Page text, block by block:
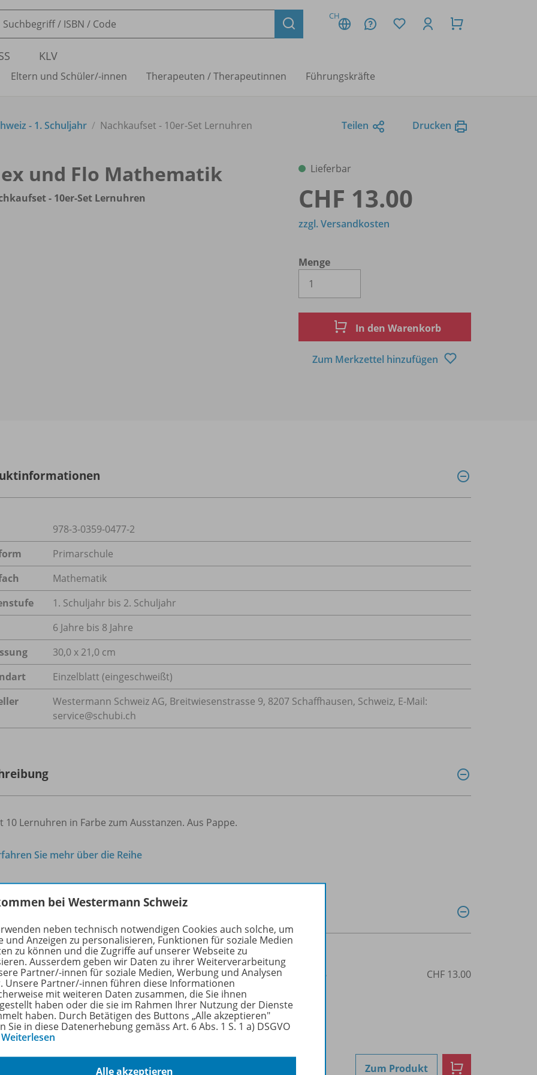
CH
KLV
Eltern und Schüler/-innen Therapeuten /Therapeutinnen Führungskräfte
- 1. Schuljahr Nachkaufset - 10er-Set Lernuhren Teilen Drucken
und Flo Mathematik
- 10er-Set Lernuhren
Lieferbar
CHF 13.00
Menge
zzgl. Versandkosten
In den Warenkorb
Zum Merkzettel hinzufügen
978-3-0359-0477-2
Primarschule
Mathematik
1. Schuljahr bis 2. Schuljahr
6 Jahre bis 8 Jahre
30,0 x 21,0 cm
Einzelblatt (eingeschweißt)
Westermann Schweiz AG, Breitwiesenstrasse 9, 8207 Schaffhausen, Schweiz, E-Mail:
service@schubi.ch
10 Lernuhren in Farbe zum Ausstanzen. Aus Pappe.
Sie mehr über die Reihe
Produkte
Flex und Flo Mathematik
Nachkaufset - 10 Sätze Fachwörter
und Redemittel 1
Lieferbar
978-3-0359-0479-6 CHF 13.00
Zum Produkt
bei Westermann Schweiz
neben technisch notwendigen Cookies auch solche, um
und Anzeigen zu personalisieren, Funktionen für soziale Medien
zu können und die Zugriffe auf unserer Webseite zu
Ausserdem geben wir Daten zu ihrer Weiterverarbeitung
Partner/-innen für soziale Medien, Werbung und Analysen
Unsere Partner/-innen führen diese Informationen
mit weiteren Daten zusammen, die Sie ihnen
haben oder die sie im Rahmen Ihrer Nutzung der Dienste
haben. Durch Betätigen des Buttons „Alle akzeptieren"
Sie in diese Datenerhebung gemäss Art. 6 Abs. 1 S. 1 a) DSGVO
Weiterlesen
Alle akzeptieren